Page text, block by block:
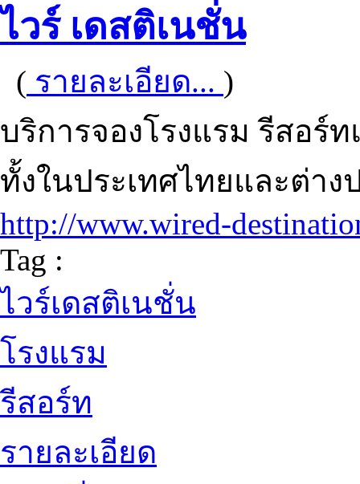
ไวร์ เดสติเนชั่น
( รายละเอียด... )
บริการจองโรงแรม รีสอร์
ทั้งในประเทศไทยและต่าง
http://www.wired-
Tag :
ไวร์เดสติเนชั่น
โรงแรม
รีสอร์ท
รายละเอียด